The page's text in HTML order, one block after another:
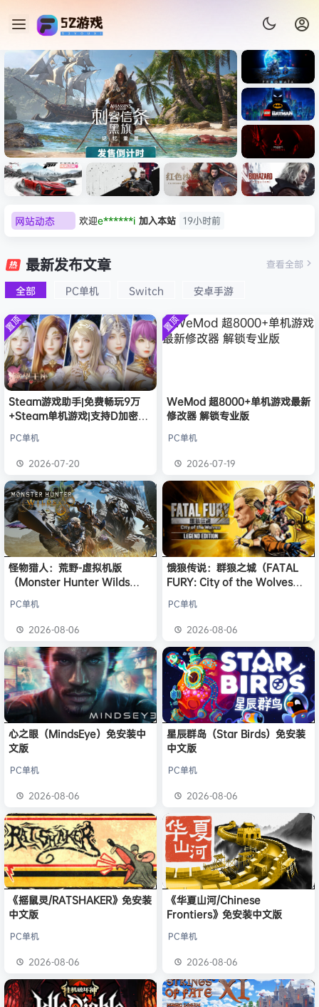
虚拟机版/Assassin’s Creed
HYPERVISOR》免安装中文
版
《识质存
在/PRAG
MATA》
免安装中
文版
《乐高蝙
蝠侠：黑
暗骑士之
Dark
Creed
拟机
速：地平
线
6（Forza
Horizon
6）免安装
中文版
心/Atomi
c
Heart》
文版
n Desert
HYPERVI
SOR）免
安装中文
版
9：安魂
Requiem
）免安装
中文版
网站动态 普洱 签到获取 39 点积分
19小时前
欢迎 0**3
欢迎c***s
欢迎V****y 加入本站
8月6日
欢迎1******4 加入本站
8月5日
l***g 签到获取 28 点积分 8月5日
w******g 签到获取
欢迎w******g 加入本站
欢迎D****Z 加入本站 7分钟前
欢迎有*酱 加入本站
2小时前
43 点积分
加入本站 19小时前
最新发布文章
全部 PC单机 Switch 安卓手游
查看全部
置顶
Steam游戏助手|免费畅玩9万
+Steam单机游戏|支持D加密以
PC单机
2026-07-20
置顶
WeMod 超8000+单机游戏最新
修改器 解锁专业版
PC单机
2026-07-19
怪物猎人：荒野-虚拟机版
（Monster Hunter Wilds
PC单机
2026-08-06
饿狼传说：群狼之城（FATAL
FURY: City of the Wolves）
PC单机
2026-08-06
心之眼（MindsEye）免安装中
文版
PC单机
2026-08-06
星辰群岛（Star Birds）免安装
中文版
PC单机
2026-08-06
《摇鼠灵/RATSHAKER》免安装
中文版
PC单机
2026-08-06
《华夏山河/Chinese
Frontiers》免安装中文版
PC单机
2026-08-06